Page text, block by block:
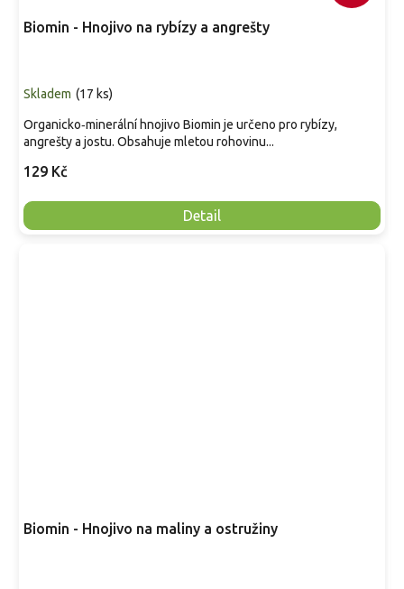
Biomin - Hnojivo na rybízy a angrešty
Skladem (17 ks)
129 Kč
Detail
Organicko‑minerální hnojivo Biomin je určeno pro rybízy,
angrešty a jostu. Obsahuje mletou rohovinu...
Biomin - Hnojivo na maliny a ostružiny